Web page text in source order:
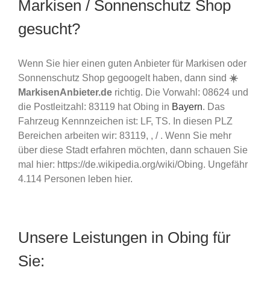
Markisen / Sonnenschutz Shop
gesucht?
Wenn Sie hier einen guten Anbieter für Markisen oder
Sonnenschutz Shop gegoogelt haben, dann sind ☀️
MarkisenAnbieter.de richtig. Die Vorwahl: 08624 und
die Postleitzahl: 83119 hat Obing in Bayern. Das
Fahrzeug Kennnzeichen ist: LF, TS. In diesen PLZ
Bereichen arbeiten wir: 83119, , / . Wenn Sie mehr
über diese Stadt erfahren möchten, dann schauen Sie
mal hier: https://de.wikipedia.org/wiki/Obing. Ungefähr
4.114 Personen leben hier.
Unsere Leistungen in Obing für
Sie: